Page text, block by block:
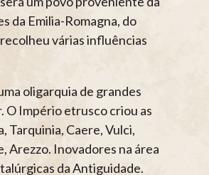
da Emilia-Romagna, do
várias influências
oligarquia de grandes
O Império etrusco criou as
Tarquinia, Caere, Vulci,
Inovadores na área
da Antiguidade.